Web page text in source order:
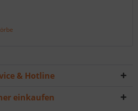
& Hotline
einkaufen